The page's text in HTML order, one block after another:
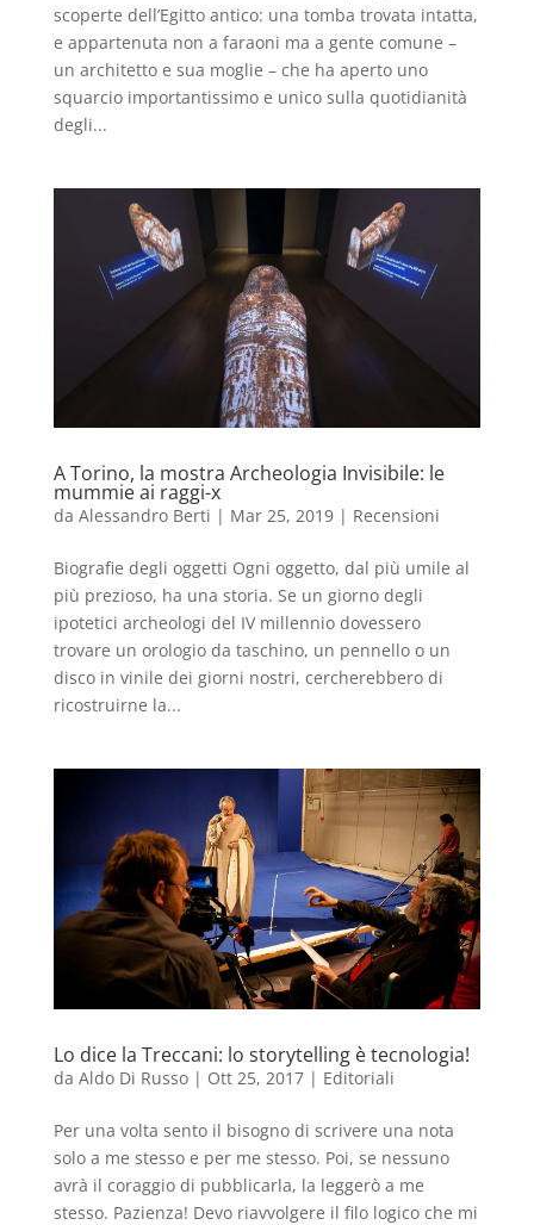
scoperte dell’Egitto antico: una tomba trovata intatta,
e appartenuta non a faraoni ma a gente comune –
un architetto e sua moglie – che ha aperto uno
squarcio importantissimo e unico sulla quotidianità
degli...
A Torino, la mostra Archeologia Invisibile: le
mummie ai raggi-x
da Alessandro Berti | Mar 25, 2019| Recensioni
Biografie degli oggetti Ogni oggetto, dal più umile al
più prezioso, ha una storia. Se un giorno degli
ipotetici archeologi del IV millennio dovessero
trovare un orologio da taschino, un pennello o un
disco in vinile dei giorni nostri, cercherebbero di
ricostruirne la...
Lo dice la Treccani: lo storytelling è tecnologia!
da Aldo Di Russo| Ott 25, 2017| Editoriali
Per una volta sento il bisogno di scrivere una nota
solo a me stesso e per me stesso. Poi, se nessuno
avrà il coraggio di pubblicarla, la leggerò a me
stesso. Pazienza! Devo riavvolgere il filo logico che mi